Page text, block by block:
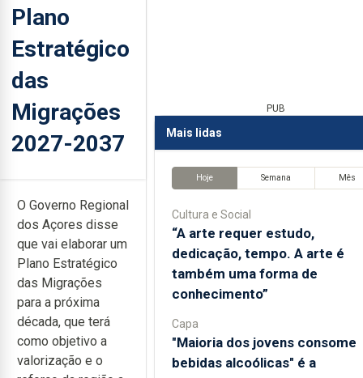
Plano
Estratégico
das
Migrações
2027-2037
O Governo Regional
dos Açores disse
que vai elaborar um
Plano Estratégico
das Migrações
para a próxima
década, que terá
como objetivo a
valorização e o
PUB
Mais lidas
Hoje Semana Mês
Cultura e Social
“A arte requer estudo,
dedicação, tempo. A arte é
também uma forma de
conhecimento”
Capa
"Maioria dos jovens consome
bebidas alcoólicas" é a